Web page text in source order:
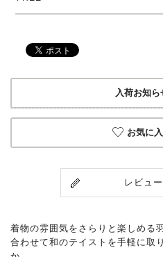
入荷お知ら
お気に
レビュ
着物の雰囲気をさらりと楽しめる
合わせて和のテイストを手軽に取